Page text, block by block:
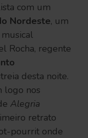
com um
Nordeste, um
Rocha, regente
desta noite.
logo nos
Alegria
retrato
pourrit onde